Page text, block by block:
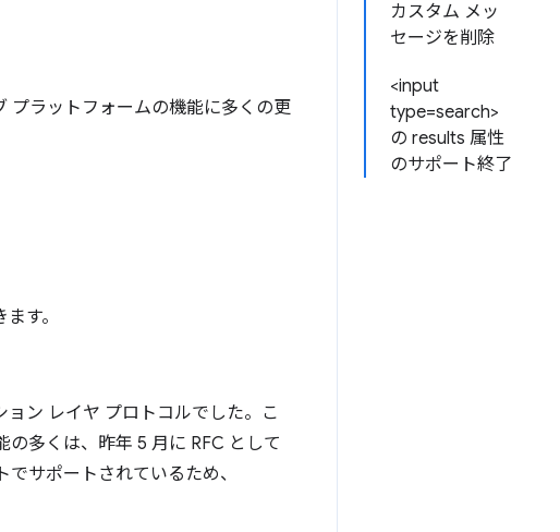
カスタム メッ
セージを削除
<input
type=search>
の results 属性
のサポート終了
プラットフォームの機能に多くの更
す。
ョン レイヤ プロトコルでした。こ
多くは、昨年 5 月に RFC として
サポートされているため、